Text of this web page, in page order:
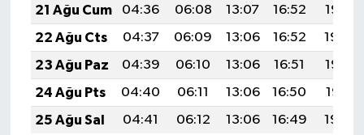
21 Ağu Cum
04:36 06:08 13:07 16:52
19:55
22 Ağu Cts
04:37 06:09 13:06 16:52
19:54
23 Ağu Paz
04:39 06:10 13:06 16:51
19:52
24 Ağu Pts
04:40 06:11 13:06 16:50
19:51
25 Ağu Sal
04:41 06:12 13:06 16:49 19:49